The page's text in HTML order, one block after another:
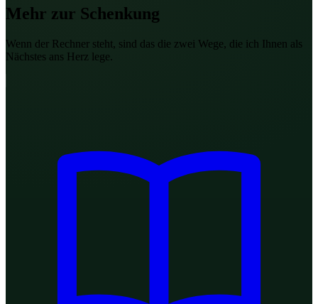
Mehr zur Schenkung
Wenn der Rechner steht, sind das die zwei Wege, die ich Ihnen als
Nächstes ans Herz lege.